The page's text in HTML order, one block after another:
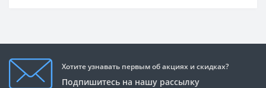
Хотите узнавать первым об акциях и скидках?
Подпишитесь на нашу рассылку